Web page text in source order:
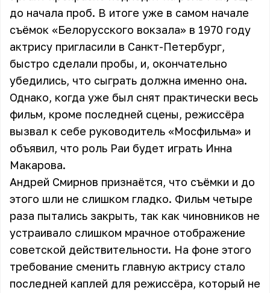
до начала проб. В итоге уже в самом начале
съёмок «Белорусского вокзала» в 1970 году
актрису пригласили в Санкт-Петербург,
быстро сделали пробы, и, окончательно
убедились, что сыграть должна именно она.
Однако, когда уже был снят практически весь
фильм, кроме последней сцены, режиссёра
вызвал к себе руководитель «Мосфильма» и
объявил, что роль Раи будет играть Инна
Макарова.
Андрей Смирнов признаётся, что съёмки и до
этого шли не слишком гладко. Фильм четыре
раза пытались закрыть, так как чиновников не
устраивало слишком мрачное отображение
советской действительности. На фоне этого
требование сменить главную актрису стало
последней каплей для режиссёра, который не